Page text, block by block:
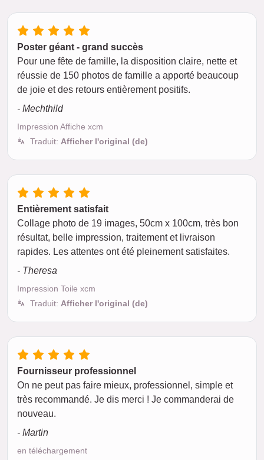
Poster géant - grand succès
Pour une fête de famille, la disposition claire, nette et
réussie de 150 photos de famille a apporté beaucoup
de joie et des retours entièrement positifs.
- Mechthild
Impression Affiche xcm
Traduit: Afficher l'original (de)
Entièrement satisfait
Collage photo de 19 images, 50cm x 100cm, très bon
résultat, belle impression, traitement et livraison
rapides. Les attentes ont été pleinement satisfaites.
- Theresa
Impression Toile xcm
Traduit: Afficher l'original (de)
Fournisseur professionnel
On ne peut pas faire mieux, professionnel, simple et
très recommandé. Je dis merci ! Je commanderai de
nouveau.
- Martin
en téléchargement